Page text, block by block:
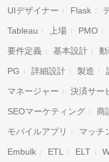
UIデザイナー Flask
Tableau 上場 PMO
要件定義 基本設計
PG 詳細設計 製造
マネージャー 決済サー
SEOマーケティング 商
モバイルアプリ マッチ
Embulk ETL ELT